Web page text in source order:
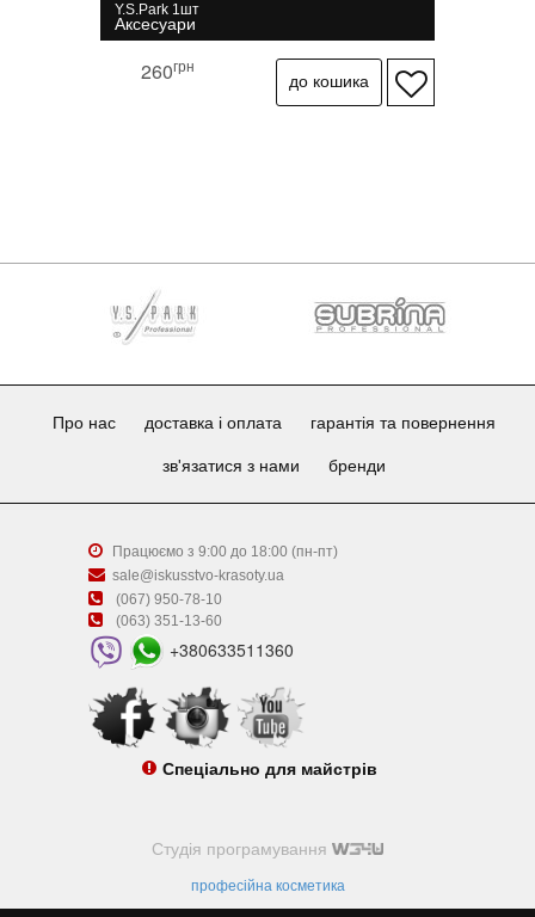
Y.S.Park 1шт
Аксесуари
260грн
Про нас доставка і оплата гарантія та повернення
зв'язатися з нами бренди
Працюємо з 9:00 до 18:00 (пн-пт)
sale@iskusstvo-krasoty.ua
(067) 950-78-10
(063) 351-13-60
+380633511360
Спеціально для майстрів
Студія програмування
професійна косметика